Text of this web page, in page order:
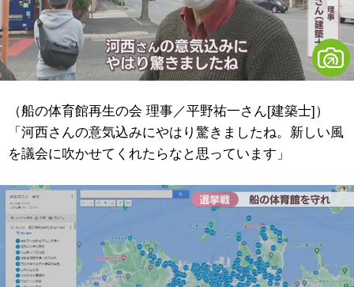
（船の体育館再生の会 理事／平野祐一さん[建築士]）
「河西さんの意気込みにやはり驚きましたね。新しい風
を議会に吹かせてくれたらなと思っています」